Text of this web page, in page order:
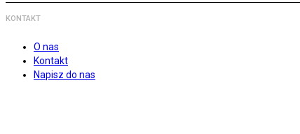
KONTAKT
O nas
Kontakt
Napisz do nas